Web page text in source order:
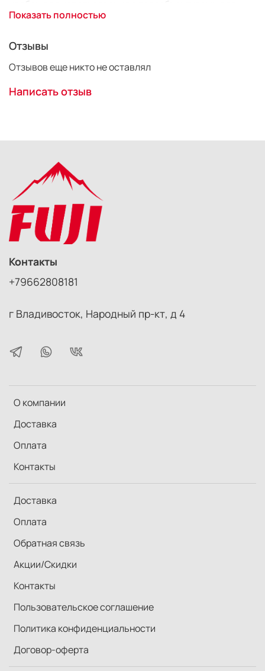
улучшения балансировки зеркального фотоаппарата с
Длина крепления составляет 240 мм, ширина 60 мм.
Показать полностью
Отзывы
Отзывов еще никто не оставлял
Написать отзыв
О компании
Доставка
Оплата
Контакты
Доставка
Оплата
Обратная связь
Акции/Скидки
Контакты
Пользовательское соглашение
Политика конфиденциальности
Договор-оферта
Контакты
+79662808181
г Владивосток, Народный пр-кт, д 4